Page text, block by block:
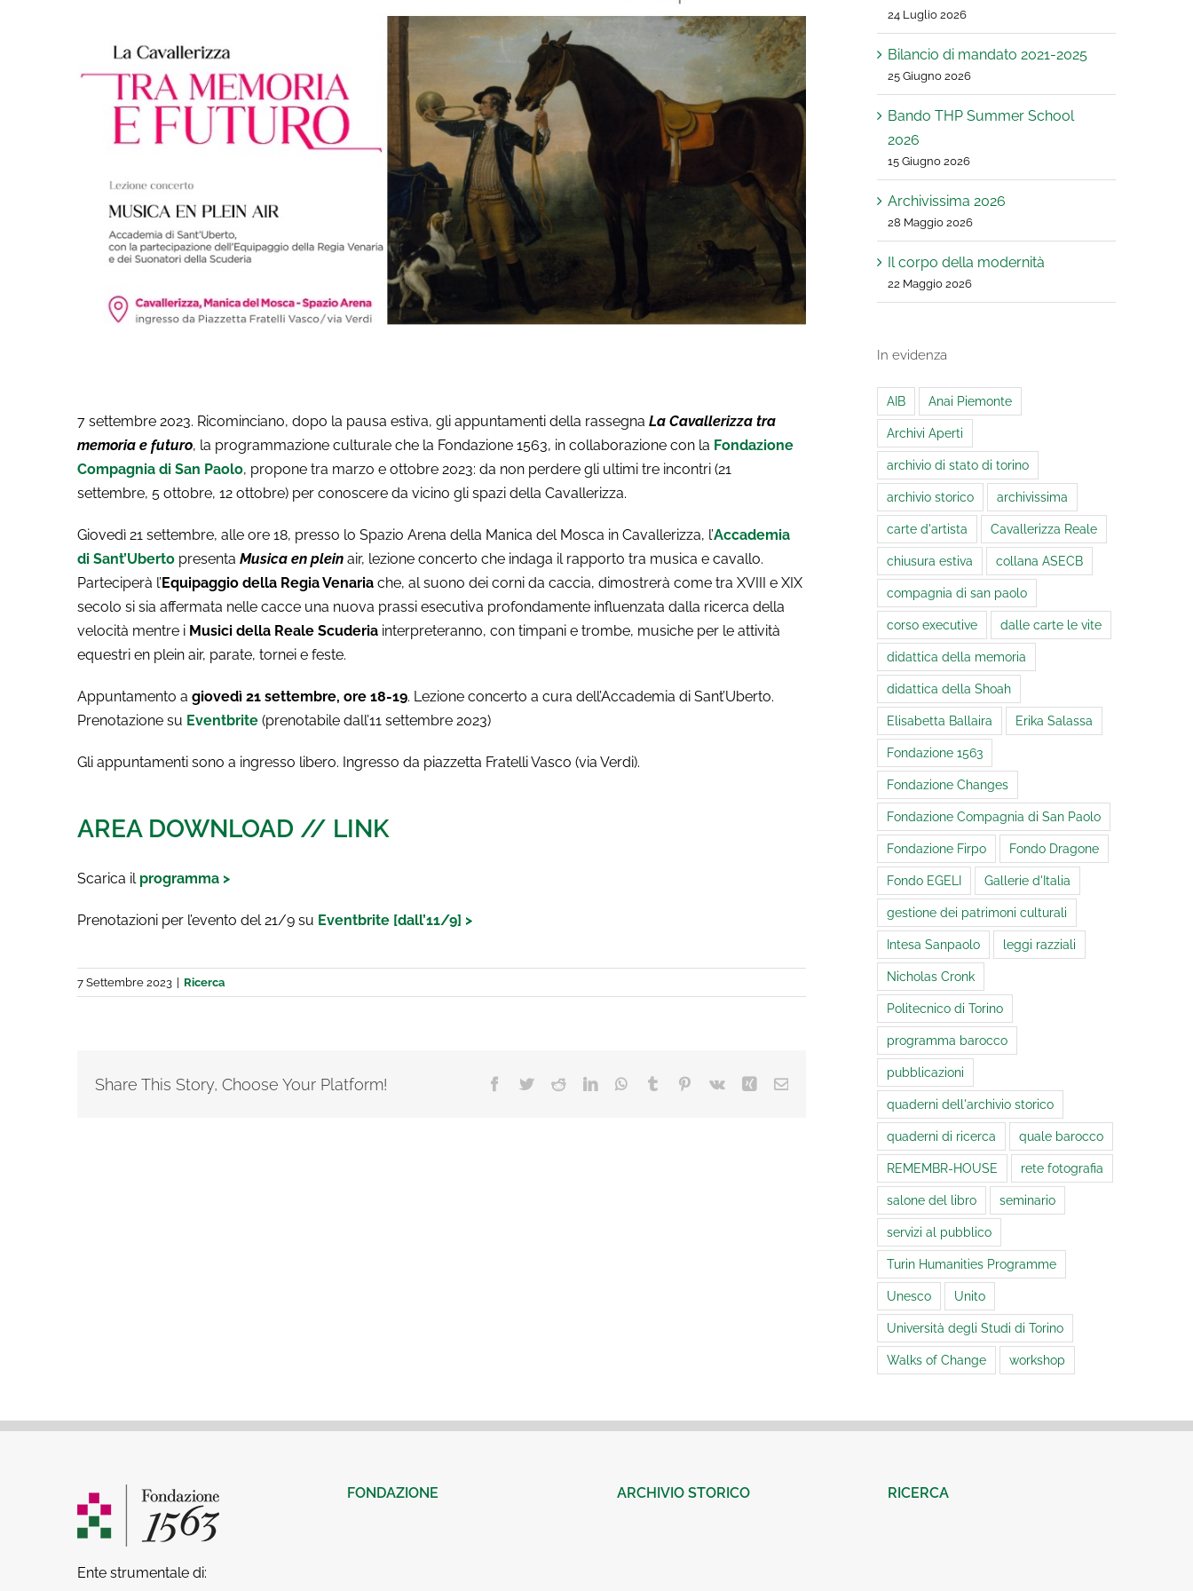
7 settembre 2023. Ricominciano, dopo la pausa estiva, gli appuntamenti della rassegna La Cavallerizza tra
memoria e futuro, la programmazione culturale che la Fondazione 1563, in collaborazione con la Fondazione
Compagnia di San Paolo, propone tra marzo e ottobre 2023: da non perdere gli ultimi tre incontri (21
settembre, 5 ottobre, 12 ottobre) per conoscere da vicino gli spazi della Cavallerizza.
Giovedì 21 settembre, alle ore 18, presso lo Spazio Arena della Manica del Mosca in Cavallerizza, l’Accademia
di Sant’Ubertopresenta Musica en plein air, lezione concerto che indaga il rapporto tra musica e cavallo.
Parteciperà l’Equipaggio della Regia Venariache, al suono dei corni da caccia, dimostrerà come tra XVIII e XIX
secolo si sia affermata nelle cacce una nuova prassi esecutiva profondamente influenzata dalla ricerca della
velocità mentre i Musici della Reale Scuderiainterpreteranno, con timpani e trombe, musiche per le attività
equestri en plein air, parate, tornei e feste.
Appuntamento a giovedì 21 settembre, ore 18-19. Lezione concerto a cura dell’Accademia di Sant’Uberto.
Prenotazione su Eventbrite(prenotabile dall’11 settembre 2023)
Gli appuntamenti sono a ingresso libero. Ingresso da piazzetta Fratelli Vasco (via Verdi).
AREA DOWNLOAD // LINK
Scarica il programma >
Prenotazioni per l’evento del 21/9 su Eventbrite [dall’11/9] >
7 Settembre 2023 Ricerca
Share This Story, Choose Your Platform! Facebook
TwitterRedditLinkedInWhatsApp
TumblrPinterest
Vk XingEmail
24 Luglio 2026
Bilancio di mandato 2021-2025
25 Giugno 2026
Bando THP Summer School
2026
15 Giugno 2026
Archivissima 2026
28 Maggio 2026
Il corpo della modernità
22 Maggio 2026
In evidenza
AIB Anai Piemonte
Archivi Aperti
archivio di stato di torino
archivio storico archivissima
carte d'artista Cavallerizza Reale
chiusura estiva collana ASECB
compagnia di san paolo
corso executive dalle carte le vite
didattica della memoria
didattica della Shoah
Elisabetta Ballaira Erika Salassa
Fondazione 1563
Fondazione Changes
Fondazione Compagnia di San Paolo
Fondazione Firpo Fondo Dragone
Fondo EGELI Gallerie d'Italia
gestione dei patrimoni culturali
Intesa Sanpaolo leggi razziali
Nicholas Cronk
Politecnico di Torino
programma barocco
pubblicazioni
quaderni dell'archivio storico
quaderni di ricerca quale barocco
REMEMBR-HOUSE rete fotografia
salone del libro seminario
servizi al pubblico
Turin Humanities Programme
Unesco Unito
Università degli Studi di Torino
Walks of Change workshop
Ente strumentale di:
FONDAZIONE ARCHIVIO STORICO RICERCA